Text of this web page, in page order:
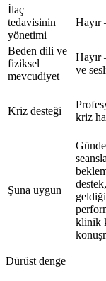
İlaç
tedavisinin
yönetimi
Beden dili ve
fiziksel
mevcudiyet
Hayır
ve
Kriz desteği
kriz
Şuna uygun
klinik
Dürüst denge